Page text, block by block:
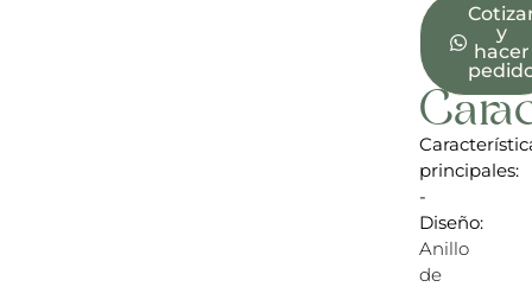
y
hacer
principales:
-
Diseño:
Anillo
de